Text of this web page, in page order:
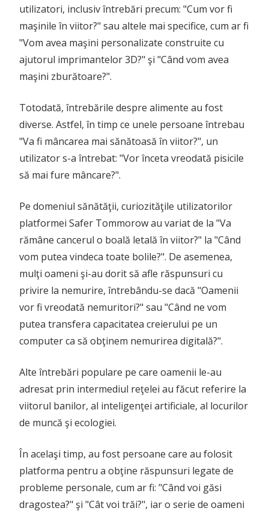
utilizatori, inclusiv întrebări precum: "Cum vor fi
maşinile în viitor?" sau altele mai specifice, cum ar fi
"Vom avea maşini personalizate construite cu
ajutorul imprimantelor 3D?" şi "Când vom avea
maşini zburătoare?".
Totodată, întrebările despre alimente au fost
diverse. Astfel, în timp ce unele persoane întrebau
"Va fi mâncarea mai sănătoasă în viitor?", un
utilizator s-a întrebat: "Vor înceta vreodată pisicile
să mai fure mâncare?".
Pe domeniul sănătăţii, curiozităţile utilizatorilor
platformei Safer Tommorow au variat de la "Va
rămâne cancerul o boală letală în viitor?" la "Când
vom putea vindeca toate bolile?". De asemenea,
mulţi oameni şi-au dorit să afle răspunsuri cu
privire la nemurire, întrebându-se dacă "Oamenii
vor fi vreodată nemuritori?" sau "Când ne vom
putea transfera capacitatea creierului pe un
computer ca să obţinem nemurirea digitală?".
Alte întrebări populare pe care oamenii le-au
adresat prin intermediul reţelei au făcut referire la
viitorul banilor, al inteligenţei artificiale, al locurilor
de muncă şi ecologiei.
În acelaşi timp, au fost persoane care au folosit
platforma pentru a obţine răspunsuri legate de
probleme personale, cum ar fi: "Când voi găsi
dragostea?" şi "Cât voi trăi?", iar o serie de oameni